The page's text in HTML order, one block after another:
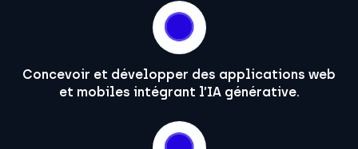
Concevoir et développer des applications web
et mobiles intégrant l’IA générative.